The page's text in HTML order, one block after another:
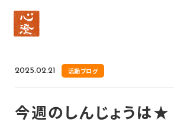
トップ
2025.02.21 活動ブログ
今週のしんじょうは★